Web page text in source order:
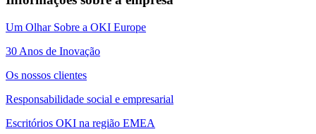
Um Olhar Sobre a OKI Europe
30 Anos de Inovação
Os nossos clientes
Responsabilidade social e empresarial
Escritórios OKI na região EMEA